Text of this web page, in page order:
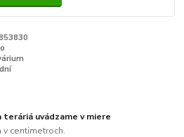
teráriá uvádzame v miere
v centimetroch.